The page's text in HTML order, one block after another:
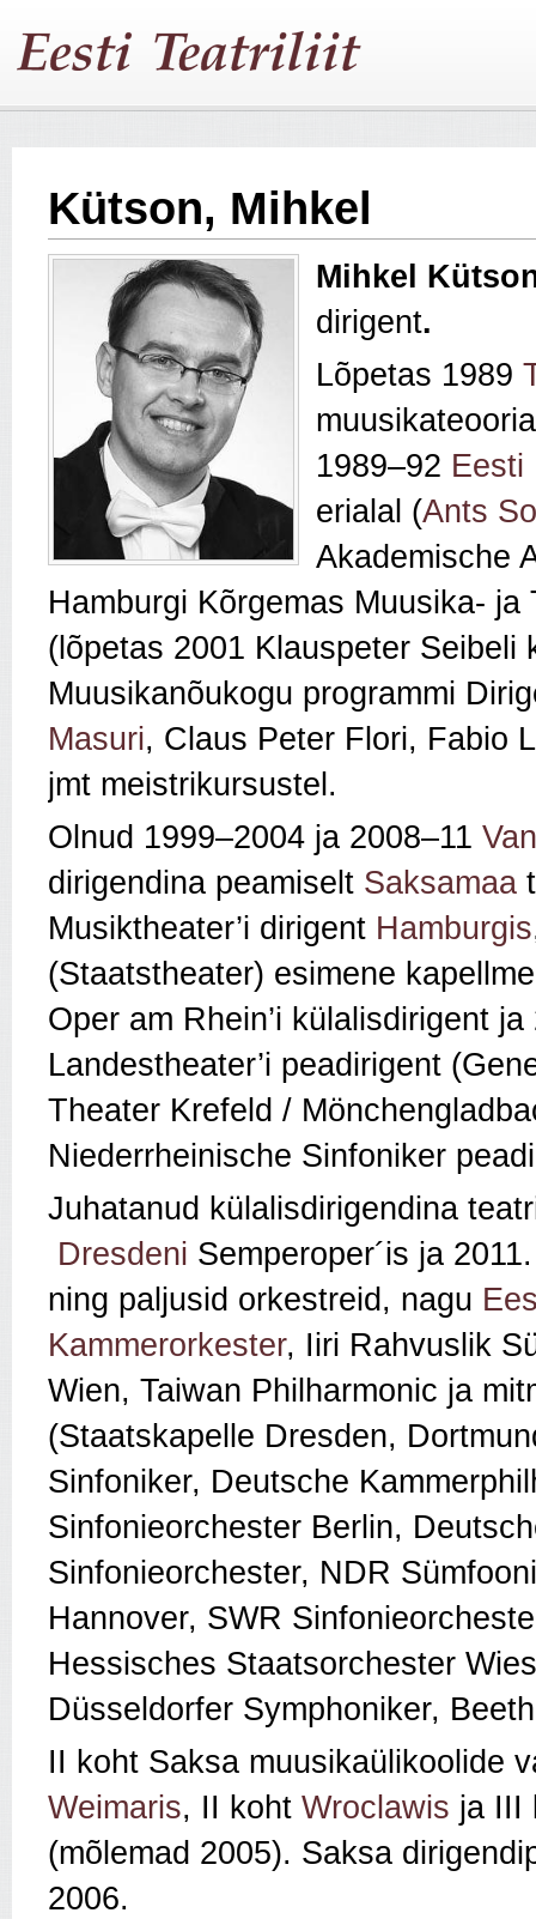
Kütson, Mihkel
Mihkel
dirigent.
Lõpetas 1989
1989–92 Eesti
erialal (Ants
Akademische
Hamburgi Kõrgemas Muusika-
(lõpetas 2001 Klauspeter Seibeli
Muusikanõukogu programmi
Masuri, Claus Peter Flori, Fabio
jmt meistrikursustel.
Olnud 1999–2004 ja 2008–11
dirigendina peamiselt Saksamaa
Musiktheater’i dirigent Hamburgis
(Staatstheater) esimene
Oper am Rhein’i külalisdirigent
Landestheater’i peadirigent
Theater Krefeld /
Niederrheinische Sinfoniker
Juhatanud külalisdirigendina
Dresdeni Semperoper´is ja
ning paljusid orkestreid, nagu
Kammerorkester, Iiri Rahvuslik
Wien, Taiwan Philharmonic ja
(Staatskapelle Dresden,
Sinfoniker, Deutsche
Sinfonieorchester Berlin,
Sinfonieorchester, NDR
Hannover, SWR
Hessisches Staatsorchester
Düsseldorfer Symphoniker,
II koht Saksa muusikaülikoolide
Weimaris, II koht Wroclawis ja III
(mõlemad 2005). Saksa
2006.